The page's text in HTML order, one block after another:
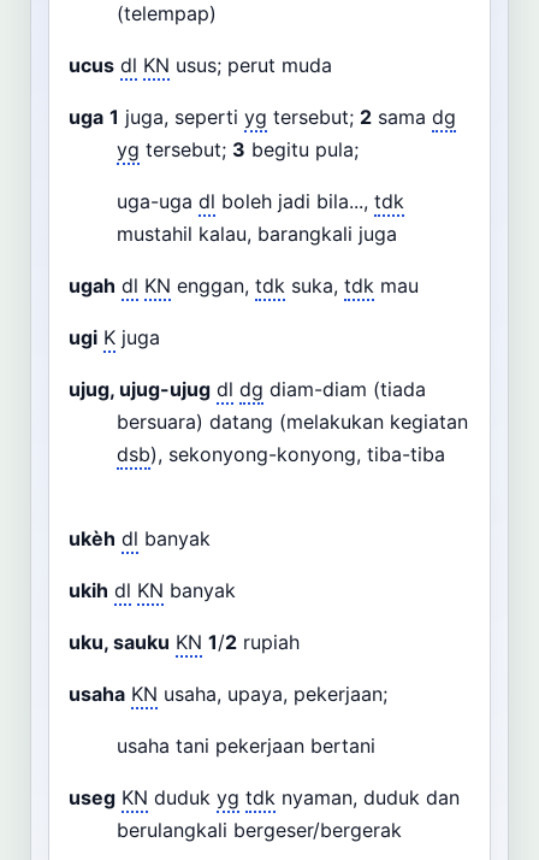
(telempap)
ucus dl KN usus; perut muda
uga 1 juga, seperti yg tersebut; 2 sama dg
yg tersebut; 3 begitu pula;
uga-uga dl boleh jadi bila..., tdk
mustahil kalau, barangkali juga
ugah dl KN enggan, tdk suka, tdk mau
ugi K juga
ujug, ujug-ujug dl dg diam-diam (tiada
bersuara) datang (melakukan kegiatan
dsb), sekonyong-konyong, tiba-tiba
ukèh dl banyak
ukih dl KN banyak
uku, sauku KN 1/2 rupiah
usaha KN usaha, upaya, pekerjaan;
usaha tani pekerjaan bertani
useg KN duduk yg tdk nyaman, duduk dan
berulangkali bergeser/bergerak